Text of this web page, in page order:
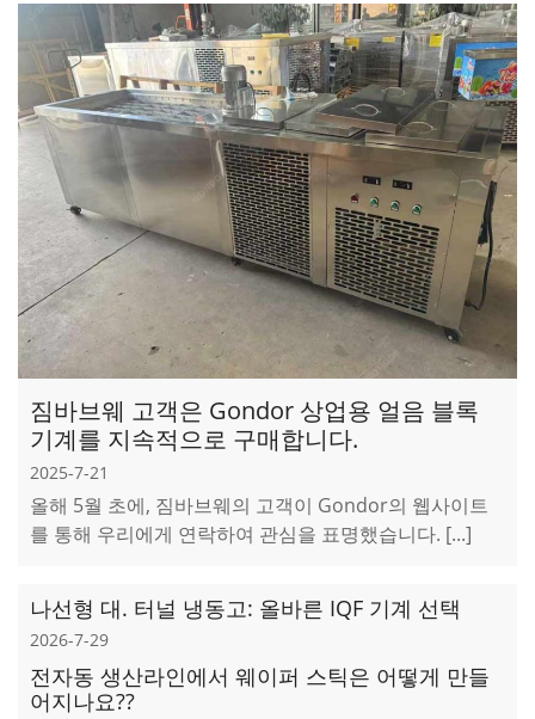
짐바브웨 고객은 Gondor 상업용 얼음 블록
기계를 지속적으로 구매합니다.
2025-7-21
올해 5월 초에, 짐바브웨의 고객이 Gondor의 웹사이트
를 통해 우리에게 연락하여 관심을 표명했습니다. [...]
나선형 대. 터널 냉동고: 올바른 IQF 기계 선택
2026-7-29
전자동 생산라인에서 웨이퍼 스틱은 어떻게 만들
어지나요??